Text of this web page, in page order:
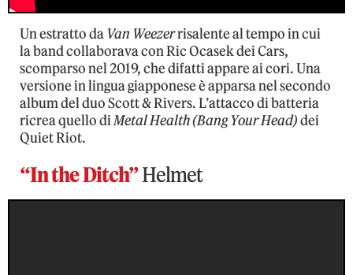
Un estratto da Van Weezerrisalente al tempo in cui
la band collaborava con Ric Ocasek dei Cars,
scomparso nel 2019, che difatti appare ai cori. Una
versione in lingua giapponese è apparsa nel secondo
album del duo Scott & Rivers. L’attacco di batteria
ricrea quello diMetal Health (Bang Your Head)dei
Quiet Riot.
“In the Ditch”Helmet